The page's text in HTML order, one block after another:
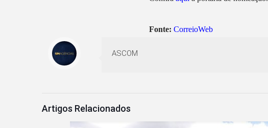
Fonte: CorreioWeb
ASCOM
Artigos Relacionados